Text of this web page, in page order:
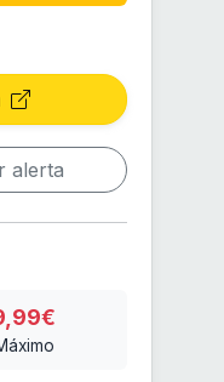
alerta